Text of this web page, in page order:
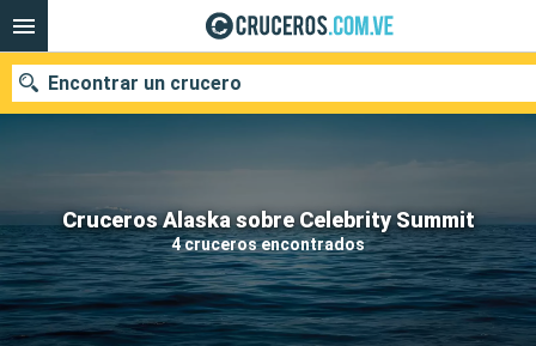
Cruceros Alaska sobre Celebrity Summit
4 cruceros encontrados
Encontrar un crucero
Nuestros destinos
Fecha de salida
Puertos Compañías